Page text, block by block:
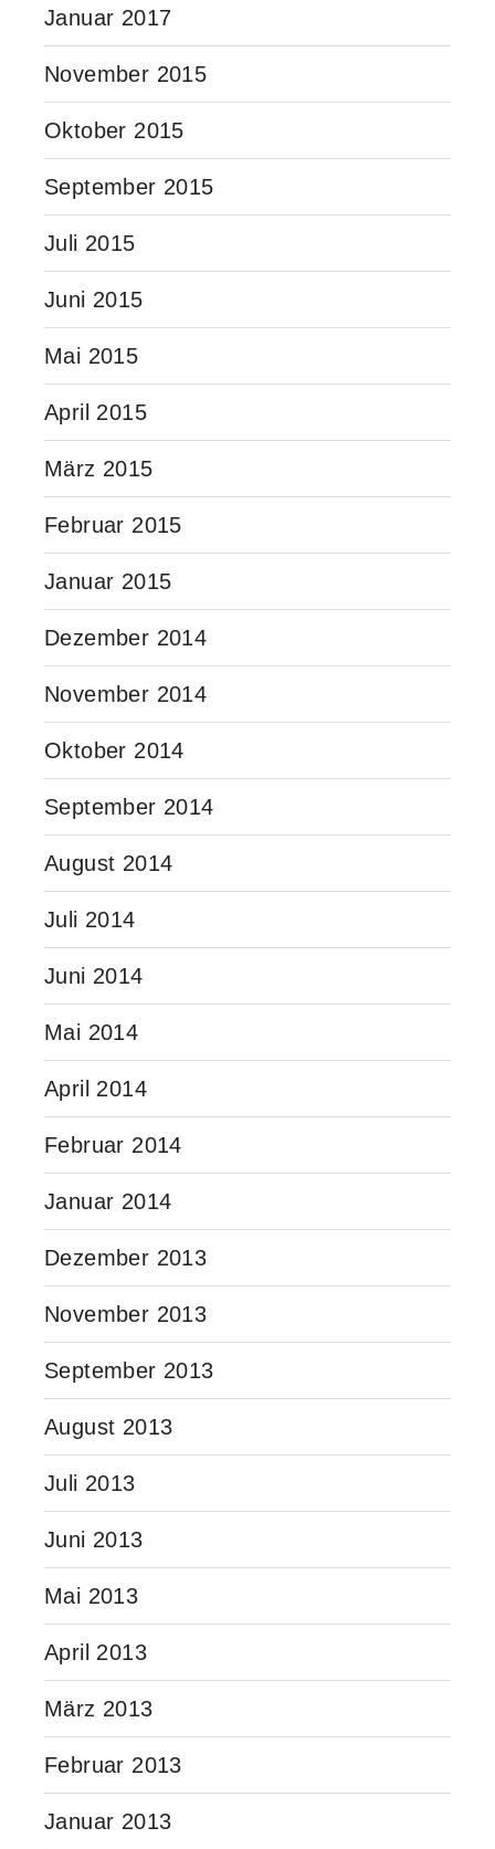
Januar 2017
November 2015
Oktober 2015
September 2015
Juli 2015
Juni 2015
Mai 2015
April 2015
März 2015
Februar 2015
Januar 2015
Dezember 2014
November 2014
Oktober 2014
September 2014
August 2014
Juli 2014
Juni 2014
Mai 2014
April 2014
Februar 2014
Januar 2014
Dezember 2013
November 2013
September 2013
August 2013
Juli 2013
Juni 2013
Mai 2013
April 2013
März 2013
Februar 2013
Januar 2013